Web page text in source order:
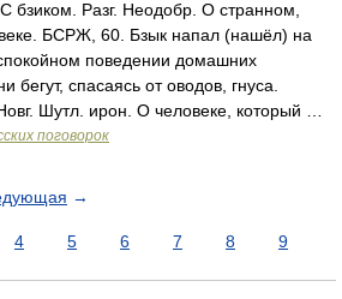
бзиком. Разг. Неодобр. О странном,
БСРЖ, 60. Бзык напал (нашёл) на
поведении домашних
бегут, спасаясь от оводов, гнуса.
Шутл. ирон. О человеке, который …
поговорок
→
4 5 6 7 8 9